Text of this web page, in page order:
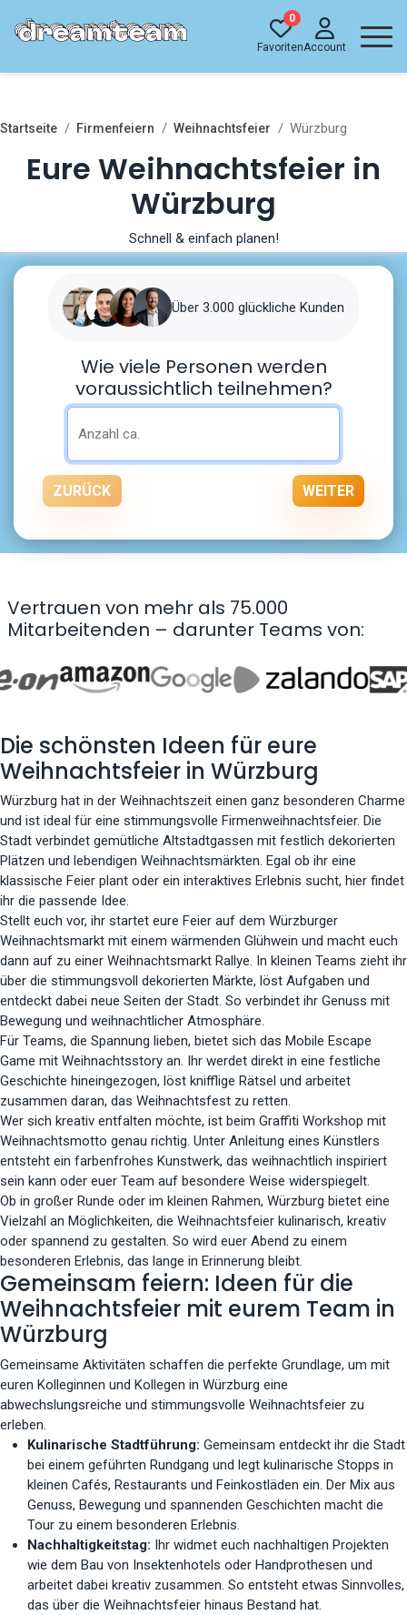
0
FavoritenAccount
Startseite Firmenfeiern Weihnachtsfeier Würzburg
Eure Weihnachtsfeier in
Würzburg
Schnell & einfach planen!
Über 3.000 glückliche Kunden
Wie viele Personen werden
voraussichtlich teilnehmen?
ZURÜCK WEITER
Vertrauen von mehr als 75.000
Mitarbeitenden – darunter Teams von:
Die schönsten Ideen für eure
Weihnachtsfeier in Würzburg
Würzburg hat in der Weihnachtszeit einen ganz besonderen Charme
und ist ideal für eine stimmungsvolle Firmenweihnachtsfeier. Die
Stadt verbindet gemütliche Altstadtgassen mit festlich dekorierten
Plätzen und lebendigen Weihnachtsmärkten. Egal ob ihr eine
klassische Feier plant oder ein interaktives Erlebnis sucht, hier findet
ihr die passende Idee.
Stellt euch vor, ihr startet eure Feier auf dem Würzburger
Weihnachtsmarkt mit einem wärmenden Glühwein und macht euch
dann auf zu einer Weihnachtsmarkt Rallye. In kleinen Teams zieht ihr
über die stimmungsvoll dekorierten Märkte, löst Aufgaben und
entdeckt dabei neue Seiten der Stadt. So verbindet ihr Genuss mit
Bewegung und weihnachtlicher Atmosphäre.
Für Teams, die Spannung lieben, bietet sich das Mobile Escape
Game mit Weihnachtsstory an. Ihr werdet direkt in eine festliche
Geschichte hineingezogen, löst knifflige Rätsel und arbeitet
zusammen daran, das Weihnachtsfest zu retten.
Wer sich kreativ entfalten möchte, ist beim Graffiti Workshop mit
Weihnachtsmotto genau richtig. Unter Anleitung eines Künstlers
entsteht ein farbenfrohes Kunstwerk, das weihnachtlich inspiriert
sein kann oder euer Team auf besondere Weise widerspiegelt.
Ob in großer Runde oder im kleinen Rahmen, Würzburg bietet eine
Vielzahl an Möglichkeiten, die Weihnachtsfeier kulinarisch, kreativ
oder spannend zu gestalten. So wird euer Abend zu einem
besonderen Erlebnis, das lange in Erinnerung bleibt.
Gemeinsam feiern: Ideen für die
Weihnachtsfeier mit eurem Team in
Würzburg
Gemeinsame Aktivitäten schaffen die perfekte Grundlage, um mit
euren Kolleginnen und Kollegen in Würzburg eine
abwechslungsreiche und stimmungsvolle Weihnachtsfeier zu
erleben.
Kulinarische Stadtführung: Gemeinsam entdeckt ihr die Stadt
bei einem geführten Rundgang und legt kulinarische Stopps in
kleinen Cafés, Restaurants und Feinkostläden ein. Der Mix aus
Genuss, Bewegung und spannenden Geschichten macht die
Tour zu einem besonderen Erlebnis.
Nachhaltigkeitstag: Ihr widmet euch nachhaltigen Projekten
wie dem Bau von Insektenhotels oder Handprothesen und
arbeitet dabei kreativ zusammen. So entsteht etwas Sinnvolles,
das über die Weihnachtsfeier hinaus Bestand hat.